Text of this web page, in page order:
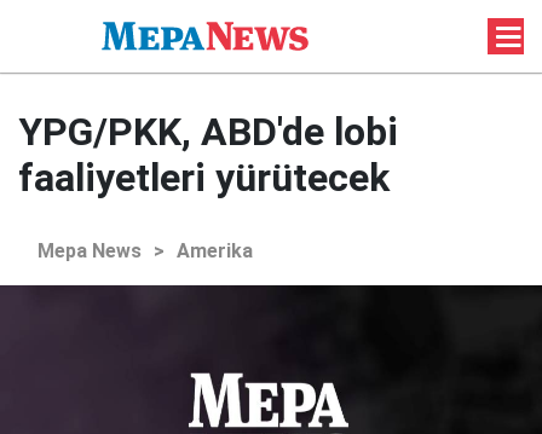
YPG/PKK, ABD'de lobi
faaliyetleri yürütecek
Mepa News > Amerika